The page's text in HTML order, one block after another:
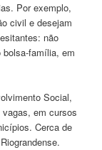
Por exemplo,
civil e desejam
não
família, em
Social,
em cursos
Cerca de